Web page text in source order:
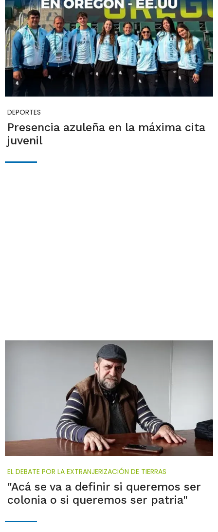
DEPORTES
Presencia azuleña en la máxima cita
juvenil
EL DEBATE POR LA EXTRANJERIZACIÓN DE TIERRAS
"Acá se va a definir si queremos ser
colonia o si queremos ser patria"